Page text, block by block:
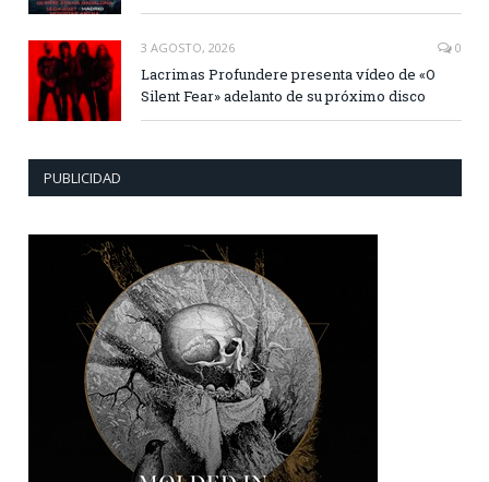
3 AGOSTO, 2026 0
Lacrimas Profundere presenta vídeo de «O
Silent Fear» adelanto de su próximo disco
PUBLICIDAD